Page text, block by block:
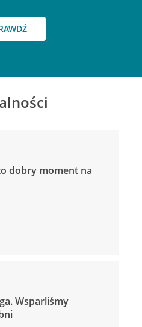
dobry moment na
Wsparliśmy